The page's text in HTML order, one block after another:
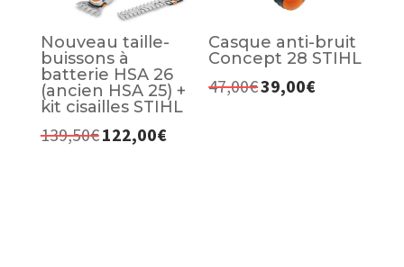
Nouveau taille-
buissons à
batterie HSA 26
(ancien HSA 25) +
kit cisailles STIHL
139,50€ Le
122,00€Le
Casque anti-bruit
Concept 28 STIHL
47,00€Le
39,00€